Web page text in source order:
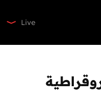
Live